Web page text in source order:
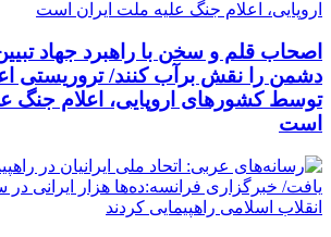
اصحاب قلم و سخن با راهبرد جهاد
دشمن را نقش برآب کنند/ تروریستی
توسط کشورهای اروپایی، اعلام جنگ
است